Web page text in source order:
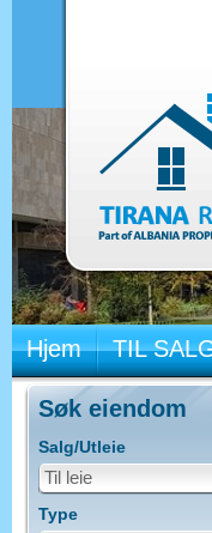
Hjem TIL
Søk eiendom
Salg/Utleie
Til leie
Type